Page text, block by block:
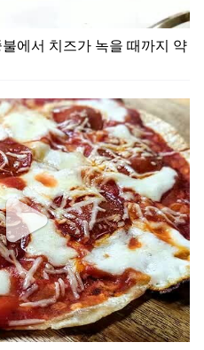
에서 치즈가 녹을 때까지 약